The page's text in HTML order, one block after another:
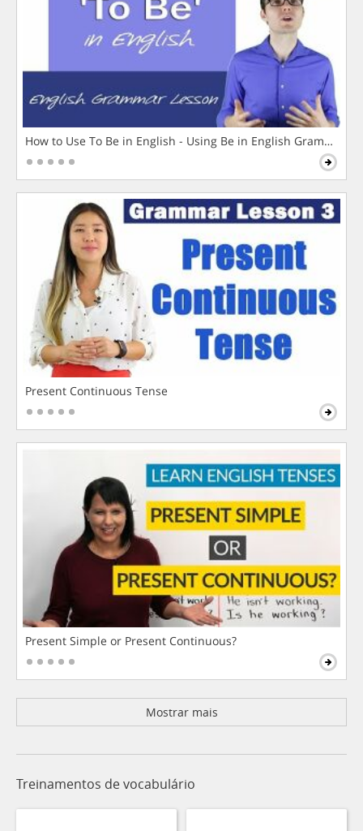
How to Use To Be in English - Using Be in English Grammar
Present Continuous Tense
Present Simple or Present Continuous?
Mostrar mais
Treinamentos de vocabulário